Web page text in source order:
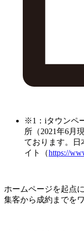
※1：iタウンペ
所（2021年6月
ております。日
イト（https://
ホームページを起点に
集客から成約までを